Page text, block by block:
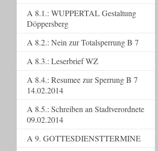
A 8.1.: WUPPERTAL Gestaltung
Döppersberg
A 8.2.: Nein zur Totalsperrung B 7
A 8.3.: Leserbrief WZ
A 8.4.: Resumee zur Sperrung B 7
14.02.2014
A 8.5.: Schreiben an Stadtverordnete
09.02.2014
A 9. GOTTESDIENSTTERMINE